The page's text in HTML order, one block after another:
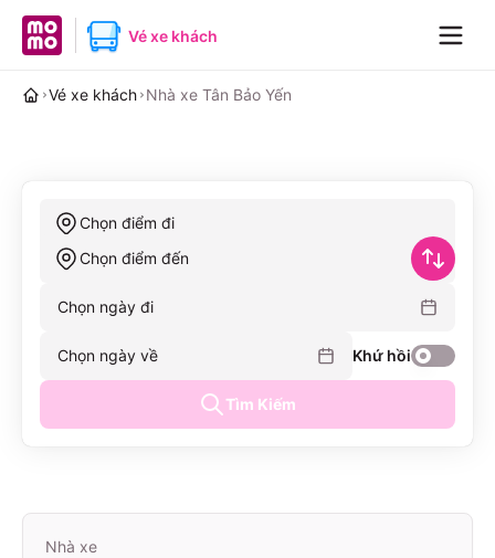
MoMo home pageVé xe khách
Vé xe khách Nhà xe Tân Bảo Yến
Chọn điểm đi
Chọn điểm đến
Chọn ngày đi
Khứ hồi
Chọn ngày về
Tìm Kiếm
Nhà xe